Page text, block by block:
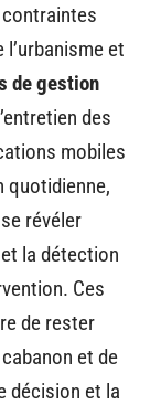
et
de gestion
des
mobiles
quotidienne,
révéler
la détection
Ces
de rester
et de
décision et la